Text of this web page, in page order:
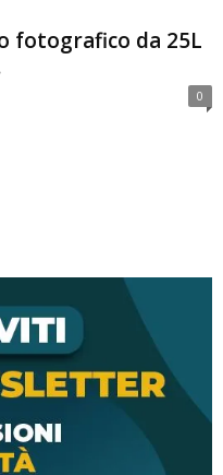
fotografico da 25L
0